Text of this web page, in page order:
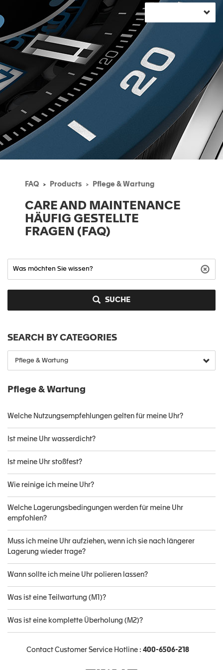
FAQ Products Pflege & Wartung
CARE AND MAINTENANCE
HÄUFIG GESTELLTE
FRAGEN (FAQ)
SUCHE
SEARCH BY CATEGORIES
Pflege & Wartung
Welche Nutzungsempfehlungen gelten für meine Uhr?
Ist meine Uhr wasserdicht?
Ist meine Uhr stoßfest?
Wie reinige ich meine Uhr?
Welche Lagerungsbedingungen werden für meine Uhr
empfohlen?
Muss ich meine Uhr aufziehen, wenn ich sie nach längerer
Lagerung wieder trage?
Wann sollte ich meine Uhr polieren lassen?
Was ist eine Teilwartung (M1)?
Was ist eine komplette Überholung (M2)?
Contact Customer Service Hotline : 400-6506-218